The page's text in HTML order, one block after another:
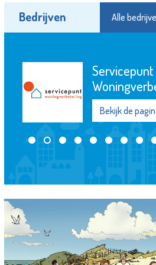
Bedrijven Alle
MAES
Bekijk de